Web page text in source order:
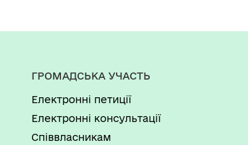
ГРОМАДСЬКА УЧАСТЬ
Електронні петиції
Електронні консультації
Співвласникам